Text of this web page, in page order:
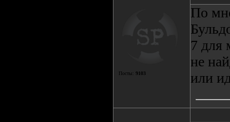
Посты: 9103
По
7 для
не
или